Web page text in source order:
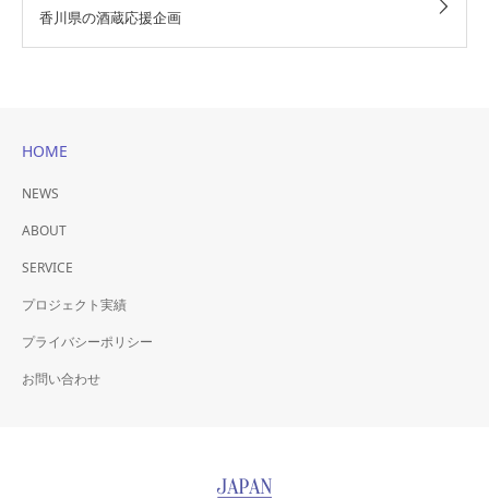
香川県の酒蔵応援企画
HOME
NEWS
ABOUT
SERVICE
プロジェクト実績
プライバシーポリシー
お問い合わせ